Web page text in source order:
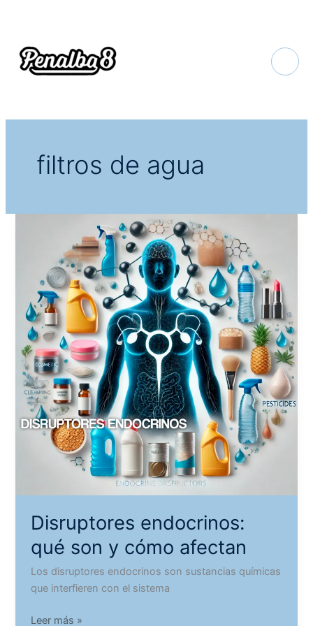
filtros de agua
Disruptores endocrinos:
qué son y cómo afectan
Los disruptores endocrinos son sustancias químicas
que interfieren con el sistema
Disruptores
Leer más »